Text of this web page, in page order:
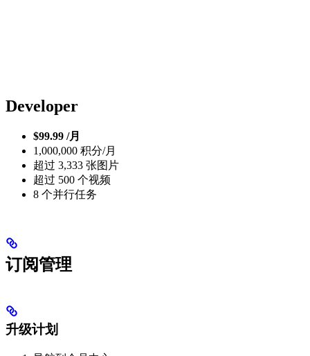
Developer
$99.99 /月
1,000,000 积分/月
超过 3,333 张图片
超过 500 个视频
8 个并行任务
订阅管理
升级计划